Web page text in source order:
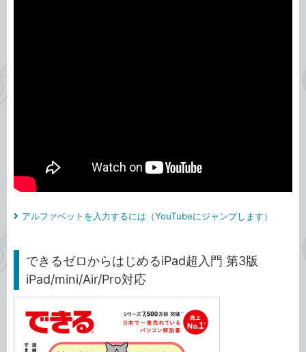
アルファベットを入力するには（YouTubeにジャンプします）
できるゼロからはじめるiPad超入門 第3版
iPad/mini/Air/Pro対応